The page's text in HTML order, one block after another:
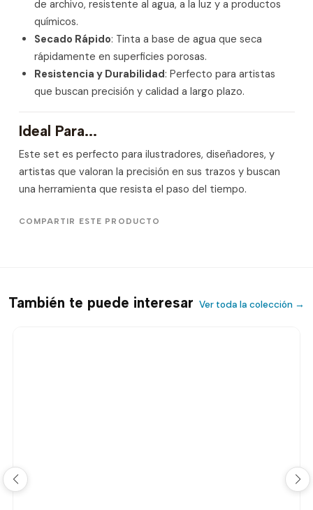
de archivo, resistente al agua, a la luz y a productos
químicos.
Secado Rápido: Tinta a base de agua que seca
rápidamente en superficies porosas.
Resistencia y Durabilidad: Perfecto para artistas
que buscan precisión y calidad a largo plazo.
Ideal Para...
Este set es perfecto para ilustradores, diseñadores, y
artistas que valoran la precisión en sus trazos y buscan
una herramienta que resista el paso del tiempo.
COMPARTIR ESTE PRODUCTO
También te puede interesar Ver toda la colección →